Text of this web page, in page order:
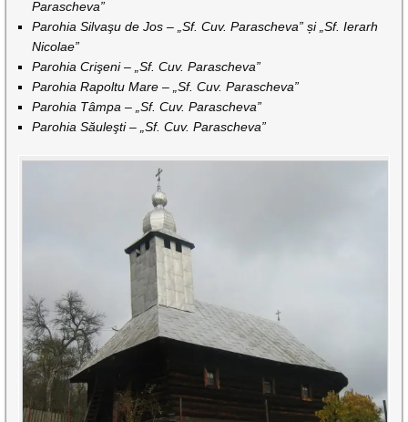
Parascheva”
Parohia Silvaşu de Jos – „Sf. Cuv. Parascheva” și „Sf. Ierarh
Nicolae”
Parohia Crişeni – „Sf. Cuv. Parascheva”
Parohia Rapoltu Mare – „Sf. Cuv. Parascheva”
Parohia Tâmpa – „Sf. Cuv. Parascheva”
Parohia Săuleşti – „Sf. Cuv. Parascheva”